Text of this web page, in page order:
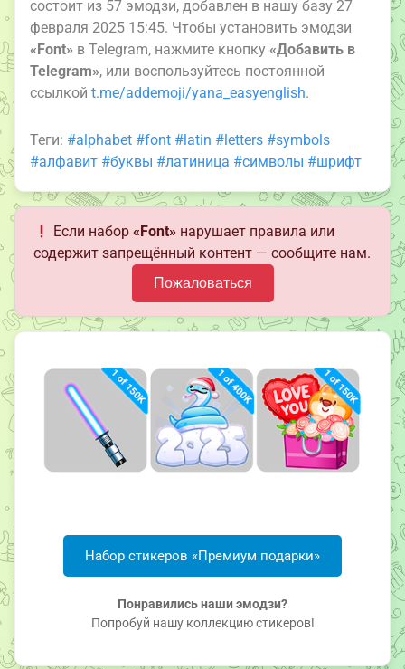
состоит из 57 эмодзи, добавлен в нашу базу 27
февраля 2025 15:45. Чтобы установить эмодзи
«Font» в Telegram, нажмите кнопку «Добавить в
Telegram», или воспользуйтесь постоянной
ссылкой t.me/addemoji/yana_easyenglish.
Теги: #alphabet #font #latin #letters #symbols
#алфавит #буквы #латиница #символы #шрифт
Если набор«Font» нарушает правила или
содержит запрещённый контент — сообщите нам.
Пожаловаться
Набор стикеров «Премиум подарки»
Понравились наши эмодзи?
Попробуй нашу коллекцию стикеров!